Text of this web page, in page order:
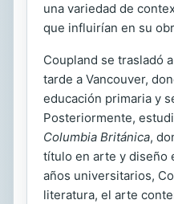
una variedad de
que influirían en su
Coupland se trasladó
tarde a Vancouver,
educación primaria y
Posteriormente,
Columbia Británica,
título en arte y diseño
años universitarios,
literatura, el arte